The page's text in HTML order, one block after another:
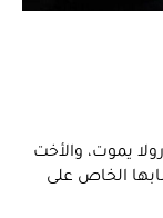
يموت، والأخت
الخاص على